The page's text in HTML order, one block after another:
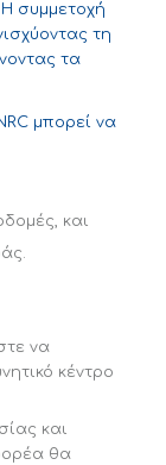
συμμετοχή
τη
τα
μπορεί να
και
να
κέντρο
και
θα